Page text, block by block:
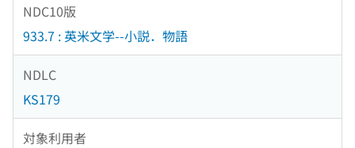
NDC10版
933.7 : 英米文学--小説．物語
NDLC
KS179
対象利用者